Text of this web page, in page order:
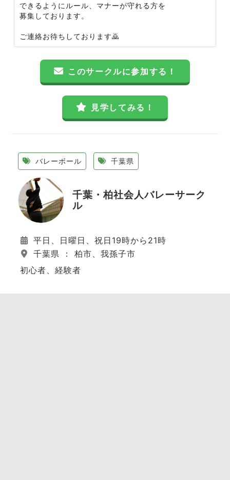
できるようにルール、マナーが守れる方を
募集しております。
ご連絡お待ちしております🙇
このサークルに参加する！
見学してみる！
バレーボール 千葉県
千葉・柏社会人バレーサーク
ル
平日、日曜日、祝日19時から21時
千葉県 ： 柏市、我孫子市
初心者、経験者